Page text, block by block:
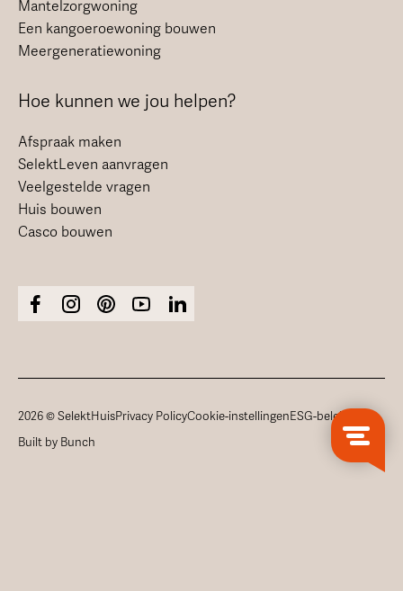
Mantelzorgwoning
Een kangoeroewoning bouwen
Meergeneratiewoning
Hoe kunnen we jou helpen?
Afspraak maken
SelektLeven aanvragen
Veelgestelde vragen
Huis bouwen
Casco bouwen
2026 © SelektHuisPrivacy PolicyCookie-instellingenESG-beleid
Built by Bunch